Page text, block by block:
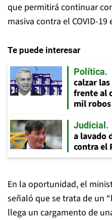
que permitirá continuar
masiva contra el COVID-19
Te puede interesar
Política
calzar
frente al
mil
Judicial
a lavado
contra el
En la oportunidad, el
señaló que se trata de un
llega un cargamento de